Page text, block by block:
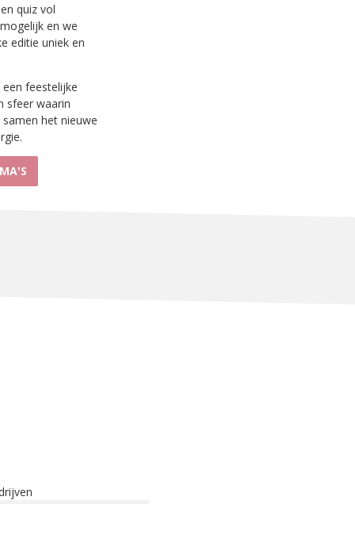
quiz vol
en we
editie uniek en
feestelijke
sfeer waarin
het nieuwe